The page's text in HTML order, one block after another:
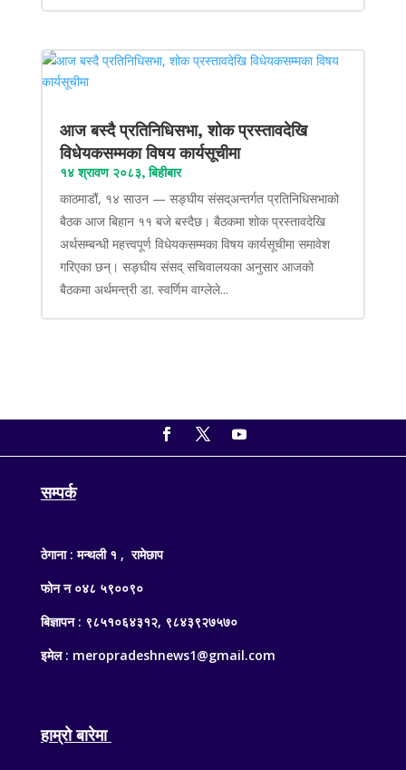
आज बस्दै प्रतिनिधिसभा, शोक प्रस्तावदेखि
विधेयकसम्मका विषय कार्यसूचीमा
१४ श्रावण २०८३, बिहीबार
काठमाडौं, १४ साउन — सङ्घीय संसद्अन्तर्गत प्रतिनिधिसभाको
बैठक आज बिहान ११ बजे बस्दैछ। बैठकमा शोक प्रस्तावदेखि
अर्थसम्बन्धी महत्त्वपूर्ण विधेयकसम्मका विषय कार्यसूचीमा समावेश
गरिएका छन्। सङ्घीय संसद् सचिवालयका अनुसार आजको
बैठकमा अर्थमन्त्री डा. स्वर्णिम वाग्लेले...
सम्पर्क
ठेगाना : मन्थली १ , रामेछाप
फोन न ०४८ ५९००९०
बिज्ञापन : ९८५१०६४३१२, ९८४३९२७५७०
इमेल : meropradeshnews1@gmail.com
हाम्रो बारेमा